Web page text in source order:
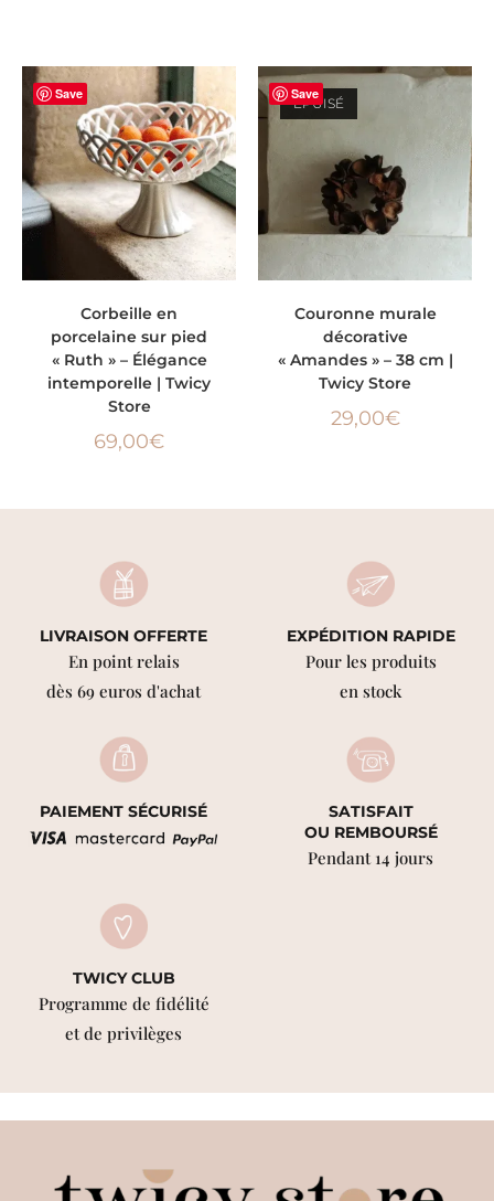
Save
Corbeille en
porcelaine sur pied
« Ruth » – Élégance
intemporelle | Twicy
Store
69,00€
Save
ÉPUISÉ
Couronne murale
décorative
« Amandes » – 38 cm |
Twicy Store
29,00€
LIVRAISON OFFERTE
En point relais
dès 69 euros d'achat
EXPÉDITION RAPIDE
Pour les produits
en stock
PAIEMENT SÉCURISÉ
SATISFAIT
OU REMBOURSÉ
Pendant 14 jours
TWICY CLUB
Programme de fidélité
et de privilèges